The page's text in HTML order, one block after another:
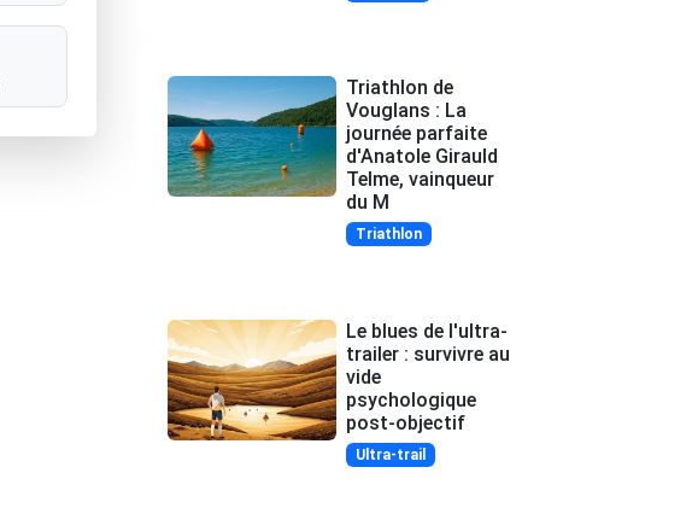
Triathlon de
Vouglans : La
journée parfaite
d'Anatole Girauld
Telme, vainqueur
du M
Triathlon
Le blues de l'ultra-
trailer : survivre au
vide
psychologique
post-objectif
Ultra-trail